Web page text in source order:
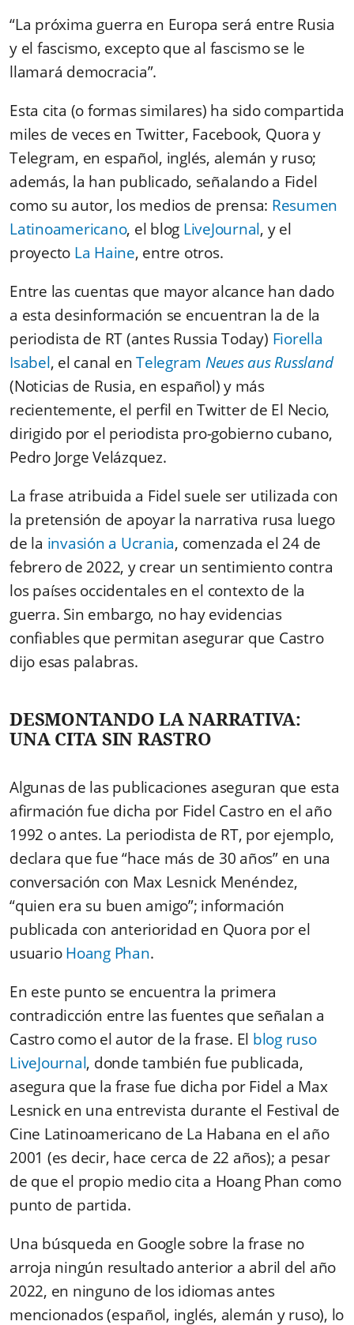
“La próxima guerra en Europa será entre Rusia
y el fascismo, excepto que al fascismo se le
llamará democracia”.
Esta cita (o formas similares) ha sido compartida
miles de veces en Twitter, Facebook, Quora y
Telegram, en español, inglés, alemán y ruso;
además, la han publicado, señalando a Fidel
como su autor, los medios de prensa: Resumen
Latinoamericano, el blog LiveJournal, y el
proyecto La Haine, entre otros.
Entre las cuentas que mayor alcance han dado
a esta desinformación se encuentran la de la
periodista de RT (antes Russia Today) Fiorella
Isabel, el canal enTelegram Neues aus Russland
(Noticias de Rusia, en español) y más
recientemente, el perfil en Twitter de El Necio,
dirigido por el periodista pro-gobierno cubano,
Pedro Jorge Velázquez.
La frase atribuida a Fidel suele ser utilizada con
la pretensión de apoyar la narrativa rusa luego
de la invasión a Ucrania, comenzada el 24 de
febrero de 2022, y crear un sentimiento contra
los países occidentales en el contexto de la
guerra. Sin embargo, no hay evidencias
confiables que permitan asegurar que Castro
dijo esas palabras.
DESMONTANDO LA NARRATIVA:
UNA CITA SIN RASTRO
Algunas de las publicaciones aseguran que esta
afirmación fue dicha por Fidel Castro en el año
1992 o antes. La periodista de RT, por ejemplo,
declara que fue “hace más de 30 años” en una
conversación con Max Lesnick Menéndez,
“quien era su buen amigo”; información
publicada con anterioridad en Quora por el
usuarioHoang Phan.
En este punto se encuentra la primera
contradicción entre las fuentes que señalan a
Castro como el autor de la frase. El blog ruso
LiveJournal, donde también fue publicada,
asegura que la frase fue dicha por Fidel a Max
Lesnick en una entrevista durante el Festival de
Cine Latinoamericano de La Habana en el año
2001 (es decir, hace cerca de 22 años); a pesar
de que el propio medio cita a Hoang Phan como
punto de partida.
Una búsqueda en Google sobre la frase no
arroja ningún resultado anterior a abril del año
2022, en ninguno de los idiomas antes
mencionados (español, inglés, alemán y ruso), lo